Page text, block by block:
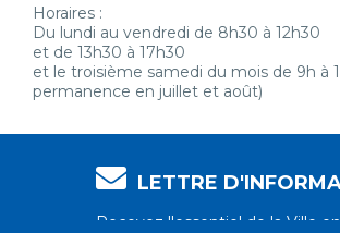
Horaires :
Du lundi au vendredi de 8h30 à 12h30
et de 13h30 à 17h30
et le troisième samedi du mois de 9h à
permanence en juillet et août)
LETTRE
Recevez l'essentiel de la Ville